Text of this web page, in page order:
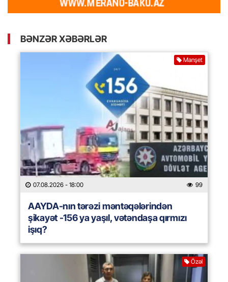
BƏNZƏR XƏBƏRLƏR
Manşet
07.08.2026 - 18:00 99
AAYDA-nın tərəzi məntəqələrindən
şikayət -156 ya yaşıl, vətəndaşa qırmızı
işıq?
Özəl